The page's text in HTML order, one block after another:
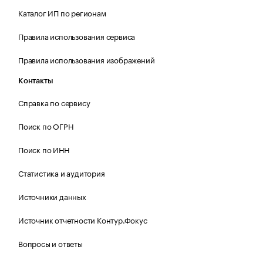
Каталог ИП по регионам
Правила использования сервиса
Правила использования изображений
Контакты
Справка по сервису
Поиск по ОГРН
Поиск по ИНН
Статистика и аудитория
Источники данных
Источник отчетности Контур.Фокус
Вопросы и ответы